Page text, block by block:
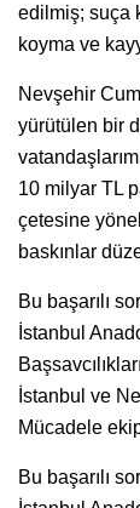
edilmiş; suça
koyma ve
Nevşehir
yürütülen bir
10 milyar TL
çetesine
baskınlar
Bu başarılı
İstanbul
İstanbul ve
Mücadele
Bu başarılı